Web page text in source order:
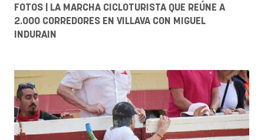
FOTOS | LA MARCHA CICLOTURISTA QUE REÚNE A
2.000 CORREDORES EN VILLAVA CON MIGUEL
INDURAIN